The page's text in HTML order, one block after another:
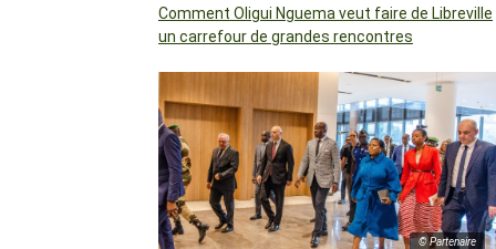
Comment Oligui Nguema veut faire de Libreville
un carrefour de grandes rencontres
© Partenaire